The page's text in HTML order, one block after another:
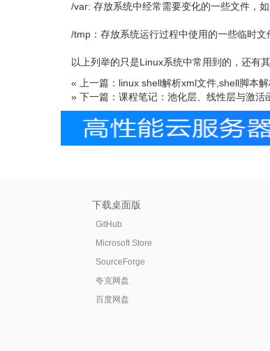
/var: 存放系统中经常需要变化的一些文件，
/tmp：存放系统运行过程中使用的一些临时文
以上列举的只是Linux系统中常用到的，还有
« 上一篇：linux shell解析xml文件,shell脚本
» 下一篇：课程笔记：池化层、线性层与激活
下载桌面版
GitHub
Microsoft Store
SourceForge
夸克网盘
百度网盘